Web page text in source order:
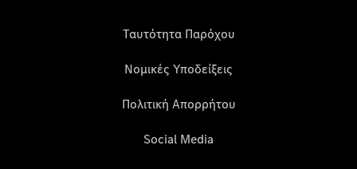
Ταυτότητα Παρόχου
Νομικές Υποδείξεις
Πολιτική Απορρήτου
Social Media